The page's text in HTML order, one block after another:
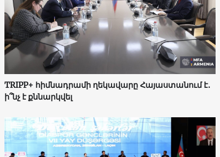
TRIPP+ հիմնադրամի ղեկավարը Հայաստանում է․
ի՞նչ է քննարկվել